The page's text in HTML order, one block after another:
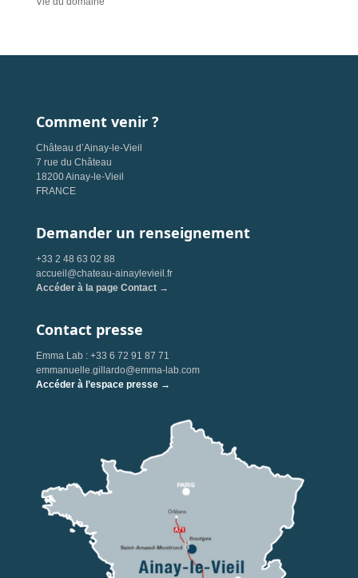
Comment venir ?
Château d’Ainay-le-Vieil
7 rue du Château
18200 Ainay-le-Vieil
FRANCE
Demander un renseignement
+33 2 48 63 02 88
accueil@chateau-ainaylevieil.fr
Accéder à la page Contact →
Contact presse
Emma Lab : +33 6 72 91 87 71
emmanuelle.gillardo@emma-lab.com
Accéder à l’espace presse →